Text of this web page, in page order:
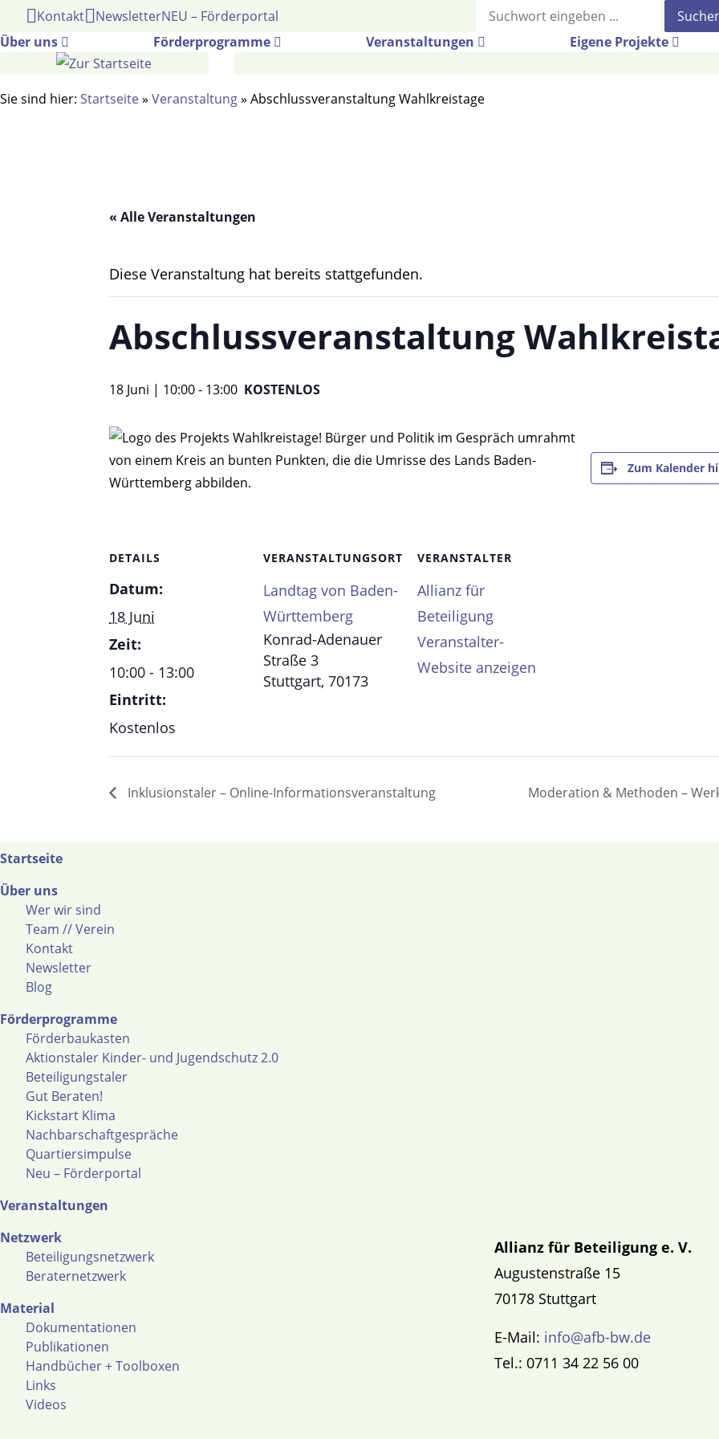
Gehe
Inhalt
Kontakt NewsletterNEU – Förderportal Suche
Über uns
Förderprogramme Veranstaltungen Eigene Projekte
Sie sind hier: Startseite» Veranstaltung» Abschlussveranstaltung Wahlkreistage
« Alle Veranstaltungen
Diese Veranstaltung hat bereits stattgefunden.
Abschlussveranstaltung
18 Juni | 10:00- 13:00 KOSTENLOS
Zum Kalender
DETAILS
Datum:
18 Juni
Zeit:
10:00 - 13:00
Eintritt:
Kostenlos
VERANSTALTUNGSORT
Landtag von Baden-
Württemberg
Konrad-Adenauer
Straße 3
Stuttgart, 70173
VERANSTALTER
Allianz für
Beteiligung
Veranstalter-
Website anzeigen
Inklusionstaler – Online-Informationsveranstaltung Moderation & Methoden –
Startseite
Über uns
Wer wir sind
Team // Verein
Kontakt
Newsletter
Blog
Förderprogramme
Förderbaukasten
Aktionstaler Kinder- und Jugendschutz 2.0
Beteiligungstaler
Gut Beraten!
Kickstart Klima
Nachbarschaftgespräche
Quartiersimpulse
Neu – Förderportal
Veranstaltungen
Netzwerk
Beteiligungsnetzwerk
Beraternetzwerk
Material
Dokumentationen
Publikationen
Handbücher + Toolboxen
Links
Videos
Allianz für Beteiligung e. V.
Augustenstraße 15
70178 Stuttgart
E-Mail: info@afb-bw.de
Tel.: 0711 34 22 56 00